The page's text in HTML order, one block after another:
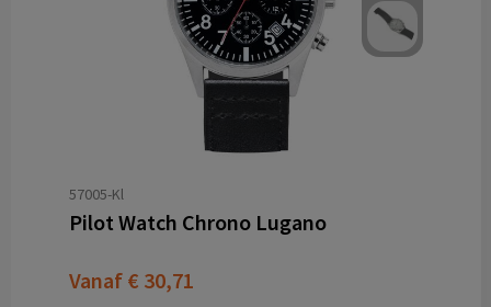
57005-Kl
Pilot Watch Chrono Lugano
Vanaf € 30,71